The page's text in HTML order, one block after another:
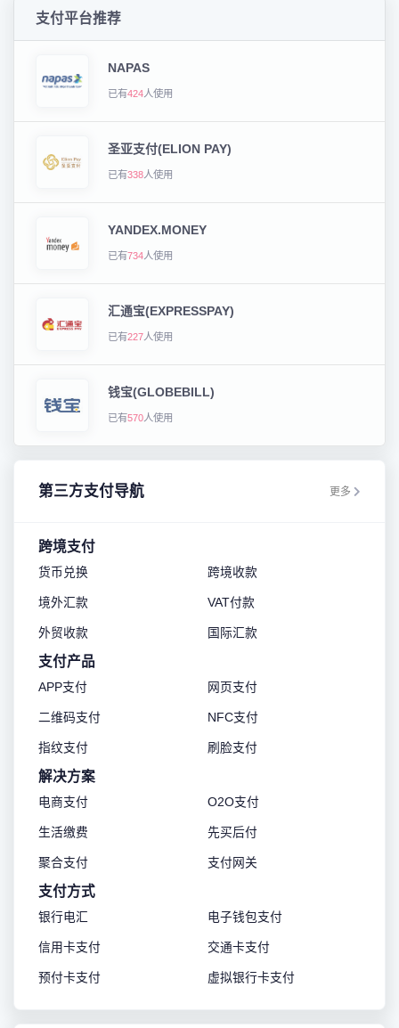
支付平台推荐
NAPAS
已有424人使用
圣亚支付(ELION PAY)
已有338人使用
YANDEX.MONEY
已有734人使用
汇通宝(EXPRESSPAY)
已有227人使用
钱宝(GLOBEBILL)
已有570人使用
第三方支付导航 更多
跨境支付
货币兑换 跨境收款
境外汇款 VAT付款
外贸收款 国际汇款
支付产品
APP支付 网页支付
二维码支付 NFC支付
指纹支付 刷脸支付
解决方案
电商支付 O2O支付
生活缴费 先买后付
聚合支付 支付网关
支付方式
银行电汇 电子钱包支付
信用卡支付 交通卡支付
预付卡支付 虚拟银行卡支付